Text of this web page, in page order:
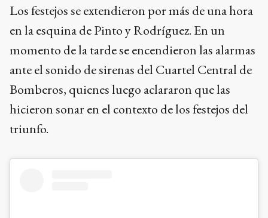
Los festejos se extendieron por más de una hora
en la esquina de Pinto y Rodríguez. En un
momento de la tarde se encendieron las alarmas
ante el sonido de sirenas del Cuartel Central de
Bomberos, quienes luego aclararon que las
hicieron sonar en el contexto de los festejos del
triunfo.